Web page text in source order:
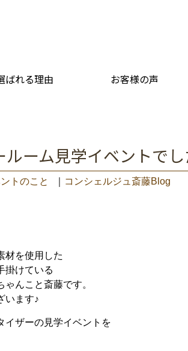
ばれる理由 お客様の声
ルーム見学イベントで
トのこと コンシェルジュ斎藤Blog
材を使用した
掛けている
んこと斎藤です。
います♪
イザーの見学イベントを